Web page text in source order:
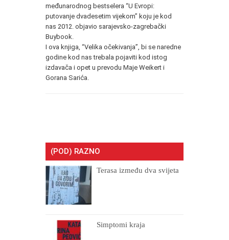
međunarodnog bestselera “U Evropi:
putovanje dvadesetim vijekom” koju je kod
nas 2012. objavio sarajevsko-zagrebački
Buybook.
I ova knjiga, “Velika očekivanja”, bi se naredne
godine kod nas trebala pojaviti kod istog
izdavača i opet u prevodu Maje Weikert i
Gorana Sarića.
(POD) RAZNO
Terasa između dva svijeta
Simptomi kraja